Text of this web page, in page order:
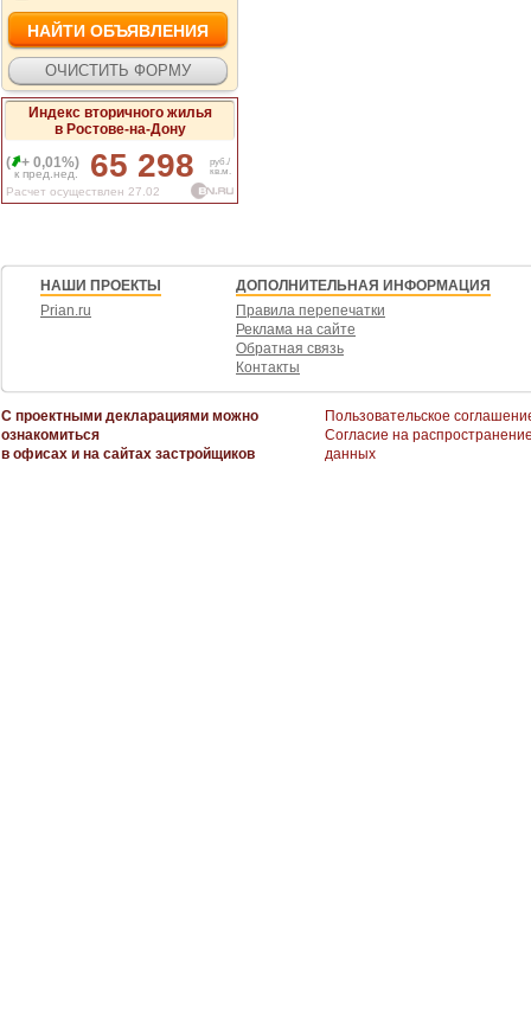
Индекс вторичного жилья
в Ростове-на-Дону
(
+ 0,01%)
к пред.нед. 65 298
руб./
кв.м.
Расчет осуществлен 27.02
НАШИ ПРОЕКТЫ
Prian.ru
ДОПОЛНИТЕЛЬНАЯ ИНФОРМАЦИЯ
Правила перепечатки
Реклама на сайте
Обратная связь
Контакты
С проектными декларациями можно
ознакомиться
в офисах и на сайтах застройщиков
Пользовательское
Согласие на
данных